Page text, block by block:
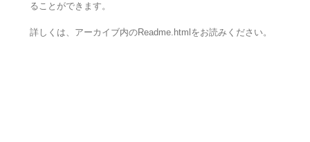
ることができます。
詳しくは、アーカイブ内のReadme.htmlをお読みください。